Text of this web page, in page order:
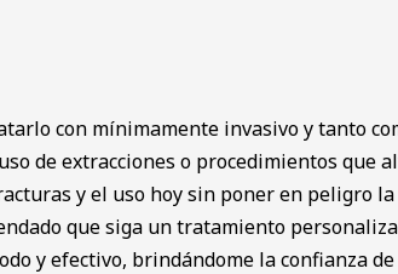
con mínimamente invasivo y tanto
de extracciones o procedimientos que
y el uso hoy sin poner en peligro
que siga un tratamiento
y efectivo, brindándome la confianza